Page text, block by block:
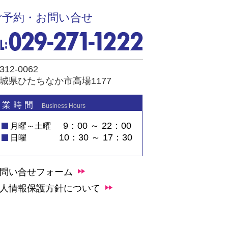
予約・お問い合せ
0062
県ひたちなか市高場1177
業 時 間 Business Hours
月曜～土曜 9：00 ～ 22：00
日曜 10：30 ～ 17：30
い合せフォーム
情報保護方針について